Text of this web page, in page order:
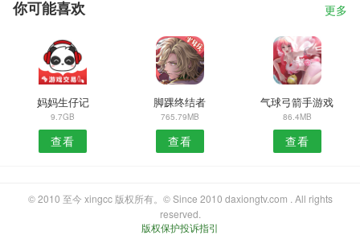
你可能喜欢 更多
妈妈生仔记
9.7GB
查看
脚踝终结者
765.79MB
查看
气球弓箭手游戏
86.4MB
查看
© 2010 至今 xingcc 版权所有。© Since 2010 daxiongtv.com . All rights
reserved.
版权保护投诉指引